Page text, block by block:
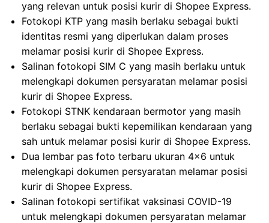
yang relevan untuk posisi kurir di Shopee Express.
Fotokopi KTP yang masih berlaku sebagai bukti
identitas resmi yang diperlukan dalam proses
melamar posisi kurir di Shopee Express.
Salinan fotokopi SIM C yang masih berlaku untuk
melengkapi dokumen persyaratan melamar posisi
kurir di Shopee Express.
Fotokopi STNK kendaraan bermotor yang masih
berlaku sebagai bukti kepemilikan kendaraan yang
sah untuk melamar posisi kurir di Shopee Express.
Dua lembar pas foto terbaru ukuran 4×6 untuk
melengkapi dokumen persyaratan melamar posisi
kurir di Shopee Express.
Salinan fotokopi sertifikat vaksinasi COVID-19
untuk melengkapi dokumen persyaratan melamar